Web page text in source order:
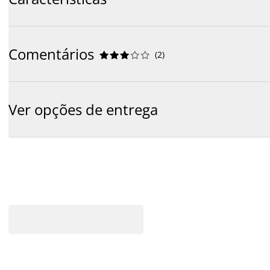
Comentários 




 (2)
Ver opções de entrega